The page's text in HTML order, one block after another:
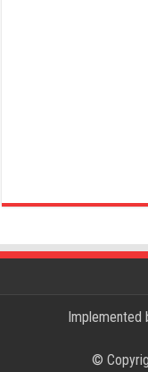
Implemented
©